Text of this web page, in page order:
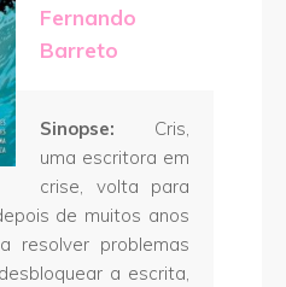
Fernando
Barreto
Sinopse: Cris,
uma escritora em
crise, volta para
de muitos anos
resolver problemas
a escrita,